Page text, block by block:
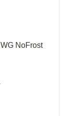
NoFrost